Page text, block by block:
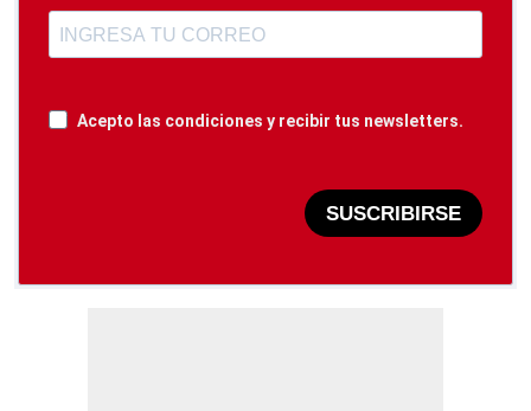
Acepto las condiciones y recibir tus newsletters.
SUSCRIBIRSE